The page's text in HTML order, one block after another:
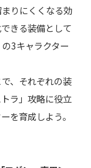
りにくくなる効
きる装備として
3キャラクター
、それぞれの装
ラ」攻略に役立
を育成しよう。